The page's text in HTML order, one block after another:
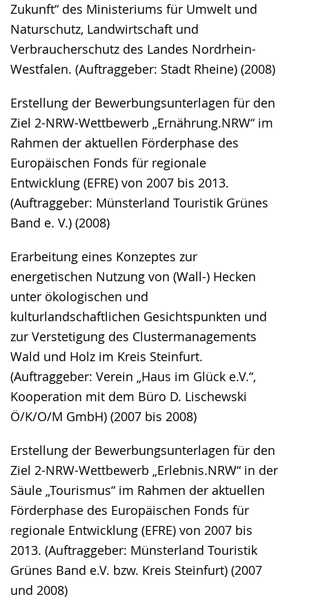
Zukunft“ des Ministeriums für Umwelt und
Naturschutz, Landwirtschaft und
Verbraucherschutz des Landes Nordrhein-
Westfalen. (Auftraggeber: Stadt Rheine) (2008)
Erstellung der Bewerbungsunterlagen für den
Ziel 2-NRW-Wettbewerb „Ernährung.NRW“ im
Rahmen der aktuellen Förderphase des
Europäischen Fonds für regionale
Entwicklung (EFRE) von 2007 bis 2013.
(Auftraggeber: Münsterland Touristik Grünes
Band e. V.) (2008)
Erarbeitung eines Konzeptes zur
energetischen Nutzung von (Wall-) Hecken
unter ökologischen und
kulturlandschaftlichen Gesichtspunkten und
zur Verstetigung des Clustermanagements
Wald und Holz im Kreis Steinfurt.
(Auftraggeber: Verein „Haus im Glück e.V.“,
Kooperation mit dem Büro D. Lischewski
Ö/K/O/M GmbH) (2007 bis 2008)
Erstellung der Bewerbungsunterlagen für den
Ziel 2-NRW-Wettbewerb „Erlebnis.NRW“ in der
Säule „Tourismus“ im Rahmen der aktuellen
Förderphase des Europäischen Fonds für
regionale Entwicklung (EFRE) von 2007 bis
2013. (Auftraggeber: Münsterland Touristik
Grünes Band e.V. bzw. Kreis Steinfurt) (2007
und 2008)